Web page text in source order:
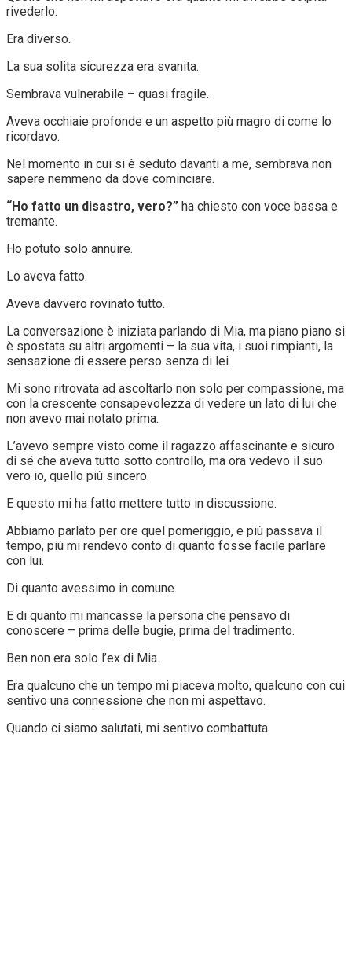
rivederlo.
Era diverso.
La sua solita sicurezza era svanita.
Sembrava vulnerabile – quasi fragile.
Aveva occhiaie profonde e un aspetto più magro di come lo
ricordavo.
Nel momento in cui si è seduto davanti a me, sembrava non
sapere nemmeno da dove cominciare.
“Ho fatto un disastro, vero?” ha chiesto con voce bassa e
tremante.
Ho potuto solo annuire.
Lo aveva fatto.
Aveva davvero rovinato tutto.
La conversazione è iniziata parlando di Mia, ma piano piano si
è spostata su altri argomenti – la sua vita, i suoi rimpianti, la
sensazione di essere perso senza di lei.
Mi sono ritrovata ad ascoltarlo non solo per compassione, ma
con la crescente consapevolezza di vedere un lato di lui che
non avevo mai notato prima.
L’avevo sempre visto come il ragazzo affascinante e sicuro
di sé che aveva tutto sotto controllo, ma ora vedevo il suo
vero io, quello più sincero.
E questo mi ha fatto mettere tutto in discussione.
Abbiamo parlato per ore quel pomeriggio, e più passava il
tempo, più mi rendevo conto di quanto fosse facile parlare
con lui.
Di quanto avessimo in comune.
E di quanto mi mancasse la persona che pensavo di
conoscere – prima delle bugie, prima del tradimento.
Ben non era solo l’ex di Mia.
Era qualcuno che un tempo mi piaceva molto, qualcuno con cui
sentivo una connessione che non mi aspettavo.
Quando ci siamo salutati, mi sentivo combattuta.